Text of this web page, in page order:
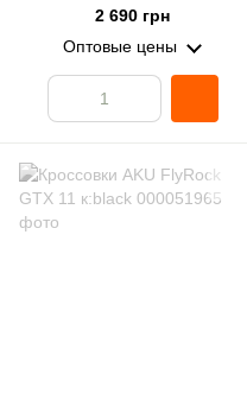
кордура + царапка койот р.
2 690 грн
Оптовые цены